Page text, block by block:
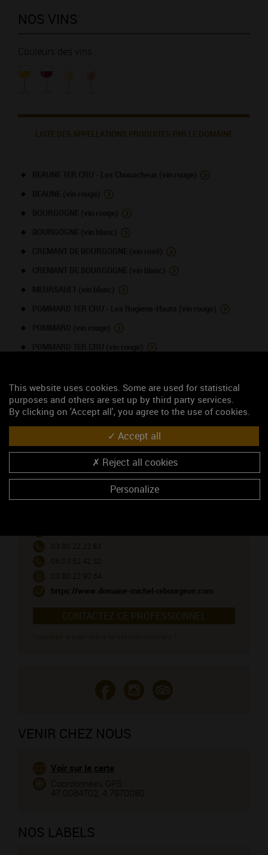
NOS VINS
Couleurs des vins
LISTE DES APPELLATIONS PRODUITES PAR LE DOMAINE
SAINT-ROMAIN (vin blanc)
VOLNAY 1ER CRU (vin rouge)
NOUS CONTACTER
Domaine Rebourgeon Michel
03 80 22 22 83
06 03 52 42 32
03 80 22 90 64
https://www.domaine-michel-rebourgeon.com
CONTACTEZ CE PROFESSIONNEL
VENIR CHEZ NOUS
Voir sur la carte
Coordonnées GPS :
47.0084702, 4.7970080
NOS LABELS
This website uses cookies. Some are used for statistical
purposes and others are set up by third party services.
By clicking on 'Accept all', you agree to the use of cookies.
Accept all
Reject all cookies
Personalize